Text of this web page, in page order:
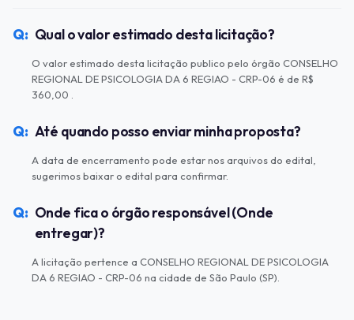
Qual o valor estimado desta licitação?
O valor estimado desta licitação publico pelo órgão CONSELHO
REGIONAL DE PSICOLOGIA DA 6 REGIAO - CRP-06 é de R$
360,00 .
Até quando posso enviar minha proposta?
A data de encerramento pode estar nos arquivos do edital,
sugerimos baixar o edital para confirmar.
Onde fica o órgão responsável (Onde
entregar)?
A licitação pertence a CONSELHO REGIONAL DE PSICOLOGIA
DA 6 REGIAO - CRP-06 na cidade de São Paulo (SP).